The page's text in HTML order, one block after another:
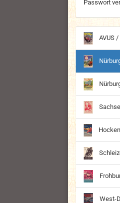
Passwort
AVUS
West-